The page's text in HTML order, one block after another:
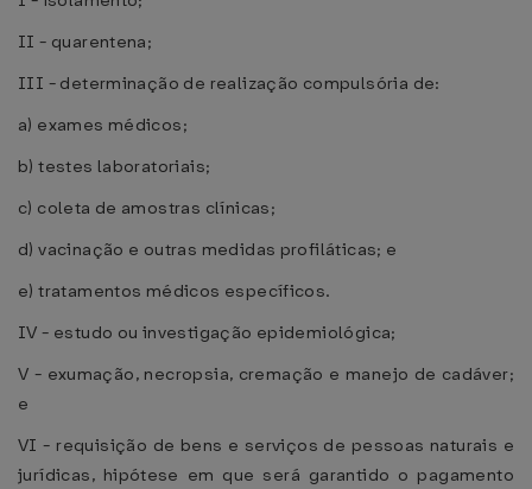
II - quarentena;
III - determinação de realização compulsória de:
a) exames médicos;
b) testes laboratoriais;
c) coleta de amostras clínicas;
d) vacinação e outras medidas profiláticas; e
e) tratamentos médicos específicos.
IV - estudo ou investigação epidemiológica;
V - exumação, necropsia, cremação e manejo de cadáver;
e
VI - requisição de bens e serviços de pessoas naturais e
jurídicas, hipótese em que será garantido o pagamento